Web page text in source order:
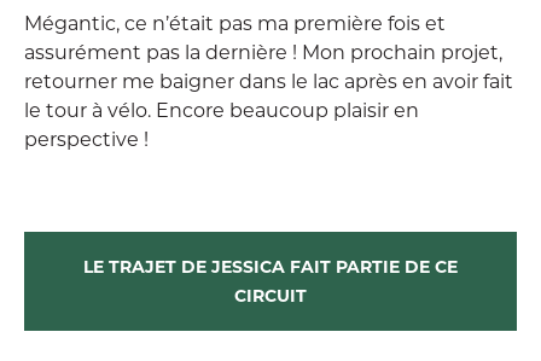
Mégantic, ce n’était pas ma première fois et
assurément pas la dernière ! Mon prochain projet,
retourner me baigner dans le lac après en avoir fait
le tour à vélo. Encore beaucoup plaisir en
perspective !
LE TRAJET DE JESSICA FAIT PARTIE DE CE
CIRCUIT